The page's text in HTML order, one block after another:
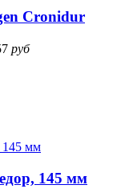
Cronidur
руб
145 мм